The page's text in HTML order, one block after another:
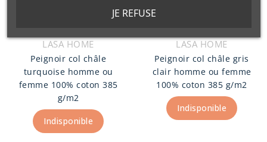
LASA HOME
Peignoir col châle
turquoise homme ou
femme 100% coton 385
g/m2
Indisponible
LASA HOME
Peignoir col châle gris
clair homme ou femme
100% coton 385 g/m2
Indisponible
JE REFUSE